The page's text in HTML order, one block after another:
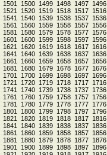
1496
1497
1498
1499
1500
1501
1516
1517
1518
1519
1520
1521
1536
1537
1538
1539
1540
1541
1556
1557
1558
1559
1560
1561
1576
1577
1578
1579
1580
1581
1596
1597
1598
1599
1600
1601
1616
1617
1618
1619
1620
1621
1636
1637
1638
1639
1640
1641
1656
1657
1658
1659
1660
1661
1676
1677
1678
1679
1680
1681
1696
1697
1698
1699
1700
1701
1716
1717
1718
1719
1720
1721
1736
1737
1738
1739
1740
1741
1756
1757
1758
1759
1760
1761
1776
1777
1778
1779
1780
1781
1796
1797
1798
1799
1800
1801
1816
1817
1818
1819
1820
1821
1836
1837
1838
1839
1840
1841
1856
1857
1858
1859
1860
1861
1876
1877
1878
1879
1880
1881
1896
1897
1898
1899
1900
1901